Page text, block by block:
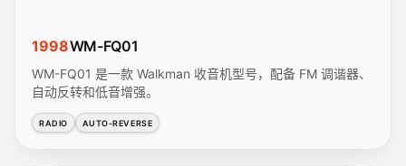
1998WM-FQ01
WM-FQ01 是一款 Walkman 收音机型号，配备 FM 调谐器、
自动反转和低音增强。
RADIO AUTO-REVERSE